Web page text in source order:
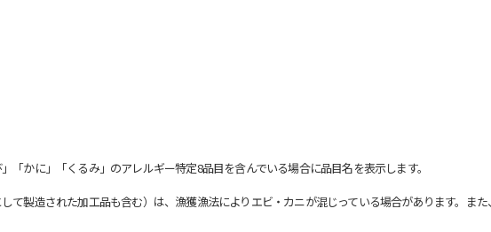
かに」「くるみ」のアレルギー特定8品目を含んでいる場合に品目名を表示します。
製造された加工品も含む）は、漁獲漁法によりエビ・カニが混じっている場合があります。ま